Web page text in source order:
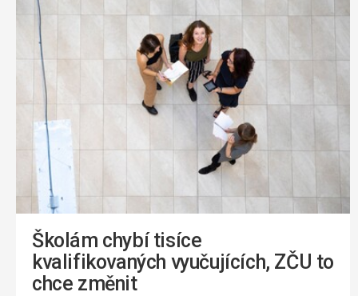
Školám chybí tisíce
kvalifikovaných vyučujících, ZČU to
chce změnit